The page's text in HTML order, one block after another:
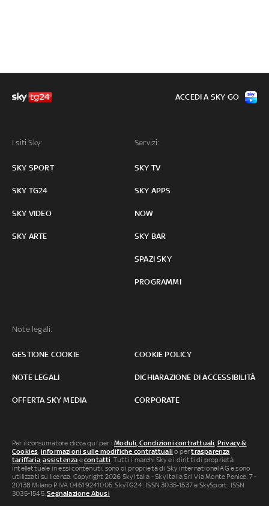
I siti Sky:
SKY SPORT
SKY TG24
SKY VIDEO
SKY ARTE
Servizi:
SKY TV
SKY APPS
NOW
SKY BAR
SPAZI SKY
PROGRAMMI
Note legali:
GESTIONE COOKIE COOKIE POLICY
NOTE LEGALI DICHIARAZIONE DI ACCESSIBILITÀ
OFFERTA SKY MEDIA CORPORATE
ACCEDI A SKY GO
Per il consumatore clicca qui per iModuli, Condizioni contrattuali, Privacy &
Cookies, informazioni sulle modifiche contrattuali o pertrasparenza
tariffaria,assistenza econtatti. Tutti i marchi Sky e i diritti di proprietà
intellettuale in essi contenuti, sono di proprietà di Sky international AG e sono
utilizzati su licenza. Copyright 2026 Sky Italia - Sky Italia Srl Via Monte Penice, 7 -
20138 Milano P.IVA 04619241005. SkyTG24: ISSN 3035-1537 e SkySport: ISSN
3035-1545.Segnalazione Abusi